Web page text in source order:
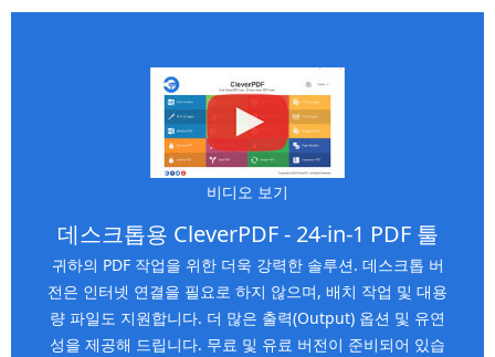
비디오 보기
데스크톱용 CleverPDF - 24-in-1 PDF 툴
귀하의 PDF 작업을 위한 더욱 강력한 솔루션. 데스크톱 버
전은 인터넷 연결을 필요로 하지 않으며, 배치 작업 및 대용
량 파일도 지원합니다. 더 많은 출력(Output) 옵션 및 유연
성을 제공해 드립니다. 무료 및 유료 버전이 준비되어 있습